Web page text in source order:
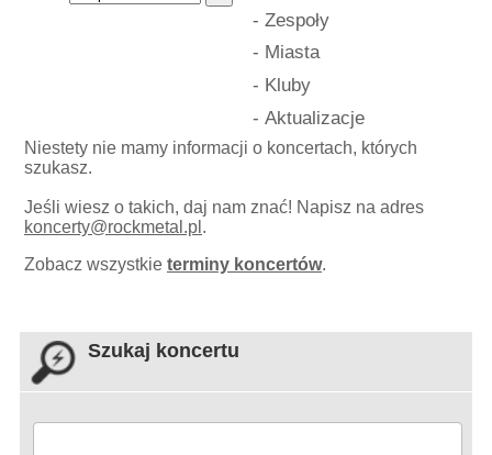
- Zespoły
- Miasta
- Kluby
- Aktualizacje
Niestety nie mamy informacji o koncertach, których
szukasz.
Jeśli wiesz o takich, daj nam znać! Napisz na adres
koncerty@rockmetal.pl .
Zobacz wszystkieterminy koncertów.
Szukaj koncertu